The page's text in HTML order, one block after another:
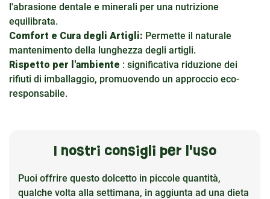
l'abrasione dentale e minerali per una nutrizione
equilibrata.
Comfort e Cura degli Artigli: Permette il naturale
mantenimento della lunghezza degli artigli.
Rispetto per l'ambiente : significativa riduzione dei
rifiuti di imballaggio, promuovendo un approccio eco-
responsabile.
I nostri consigli per l'uso
Puoi offrire questo dolcetto in piccole quantità,
qualche volta alla settimana, in aggiunta ad una dieta